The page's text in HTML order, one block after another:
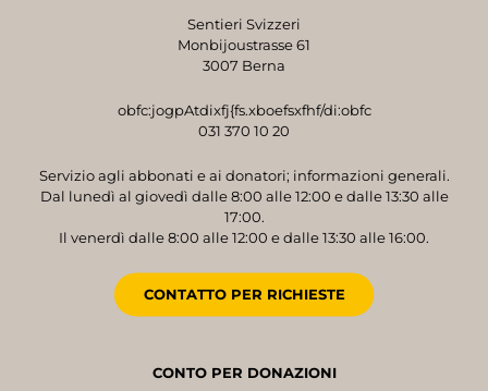
Sentieri Svizzeri
Monbijoustrasse 61
3007 Berna
obfc:jogpAtdixfj{fs.xboefsxfhf/di:obfc
031 370 10 20
Servizio agli abbonati e ai donatori; informazioni generali.
Dal lunedì al giovedì dalle 8:00 alle 12:00 e dalle 13:30 alle
17:00.
Il venerdì dalle 8:00 alle 12:00 e dalle 13:30 alle 16:00.
CONTATTO PER RICHIESTE
CONTO PER DONAZIONI